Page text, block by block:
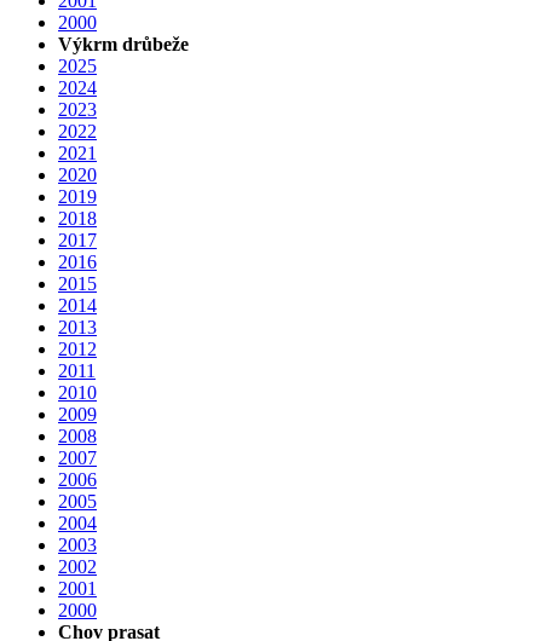
2000
Výkrm drůbeže
2025
2024
2023
2022
2021
2020
2019
2018
2017
2016
2015
2014
2013
2012
2011
2010
2009
2008
2007
2006
2005
2004
2003
2002
2001
2000
Chov prasat